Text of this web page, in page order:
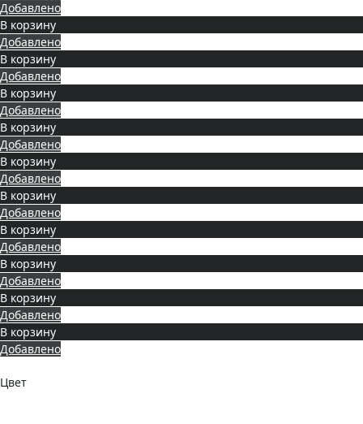
Добавлено
В корзину
Добавлено
В корзину
Добавлено
В корзину
Добавлено
В корзину
Добавлено
В корзину
Добавлено
В корзину
Добавлено
В корзину
Добавлено
В корзину
Добавлено
В корзину
Добавлено
В корзину
Добавлено
Цвет